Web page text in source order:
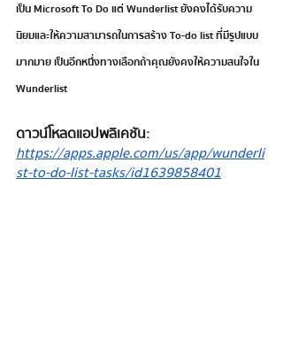
เป็น Microsoft To Do แต่ Wunderlist ยังคงได้รับความ
นิยมและให้ความสามารถในการสร้าง To-do list ที่มีรูปแบบ
มากมาย เป็นอีกหนึ่งทางเลือกถ้าคุณยังคงให้ความสนใจใน
Wunderlist
ดาวน์โหลดแอปพลิเคชัน:
https://apps.apple.com/us/app/wunderli
st-to-do-list-tasks/id1639858401